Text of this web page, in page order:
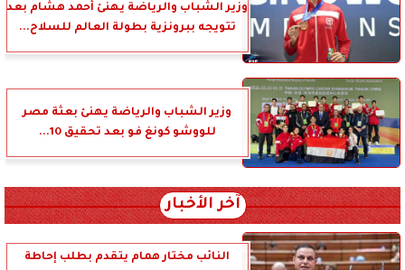
وزير الشباب والرياضة يهنئ أحمد هشام بعد
تتويجه ببرونزية بطولة العالم للسلاح...
وزير الشباب والرياضة يهنئ بعثة مصر
للووشو كونغ فو بعد تحقيق 10...
آخر الأخبار
النائب مختار همام يتقدم بطلب إحاطة